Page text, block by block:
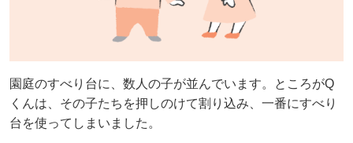
園庭のすべり台に、数人の子が並んでいます。ところがQ
くんは、その子たちを押しのけて割り込み、一番にすべり
台を使ってしまいました。